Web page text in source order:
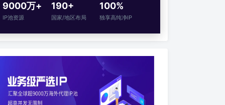
9000万+
IP池资源
190+
国家/地区布局
100%
独享高纯净IP